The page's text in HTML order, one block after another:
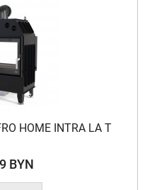
HOME INTRA LA T
BYN